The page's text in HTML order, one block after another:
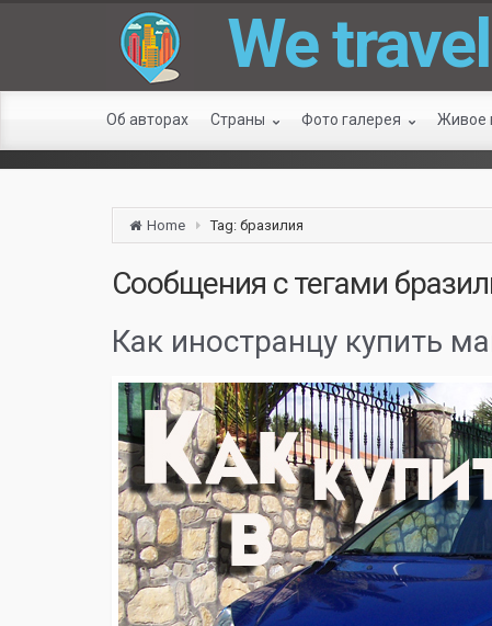
We
Об авторах Страны Фото галерея Живое
Home Tag: бразилия
Сообщения с тегами
Как иностранцу купить